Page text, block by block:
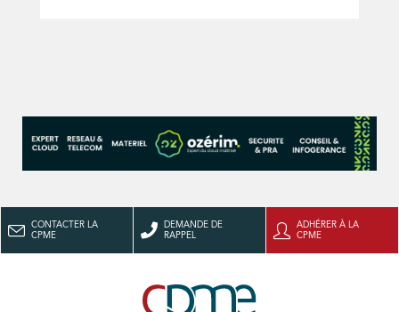
CONTACTER LA
CPME
DEMANDE DE
RAPPEL
ADHÉRER À LA
CPME